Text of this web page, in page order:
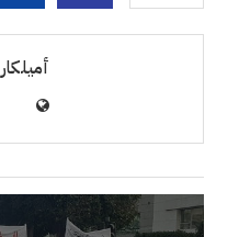
أميلكار